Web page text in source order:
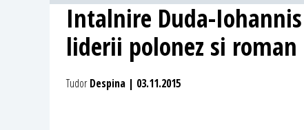
Intalnire Duda-
liderii polonez si roman
TudorDespina | 03.11.2015